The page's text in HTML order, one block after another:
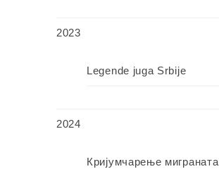
2023
Legende juga Srbije
2024
Кријумчарење миграната